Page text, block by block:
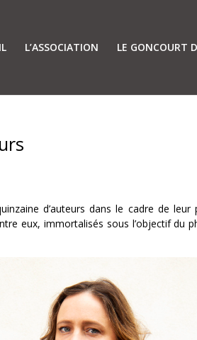
L’ASSOCIATION LE GONCOURT
d’auteurs dans le cadre de leur
eux, immortalisés sous l’objectif du